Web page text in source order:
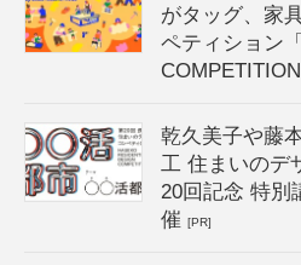
がタッグ、家
ペティション
乾久美子や藤
工 住まいのデ
20回記念 特別
催[PR]